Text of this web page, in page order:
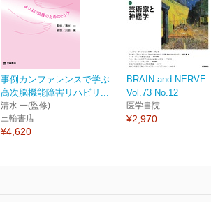
事例カンファレンスで学ぶ
高次脳機能障害リハビリ...
清水 一(監修)
三輪書店
¥4,620
BRAIN and NERVE
Vol.73 No.12
医学書院
¥2,970